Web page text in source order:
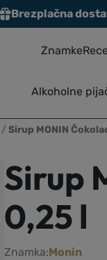
Brezplačna
Znamke
Alkoholne
/ Sirup MONIN
Sirup
0,25 l
Znamka:Monin